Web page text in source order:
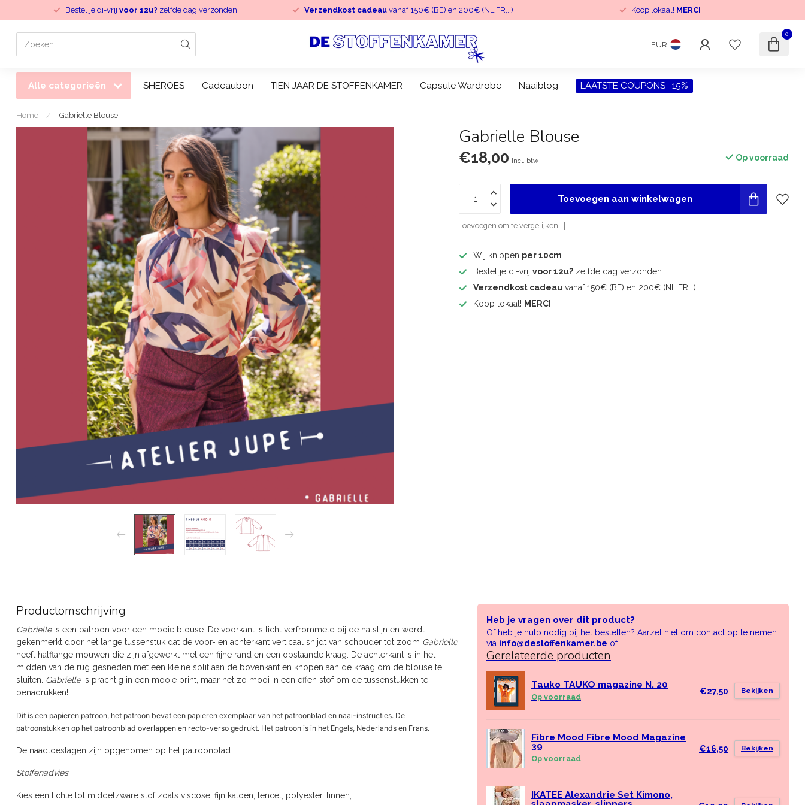
Bestel je di-vrij voor 12u? zelfde dag verzonden Verzendkost cadeauvanaf 150€ (BE) en 200€ (NL,FR,..) Koop lokaal! MERCI
EUR
0
Alle categorieën SHEROES Cadeaubon TIEN JAAR DE STOFFENKAMER Capsule Wardrobe Naaiblog LAATSTE COUPONS -15%
Home / Gabrielle Blouse
Gabrielle Blouse
€18,00 Incl. btw Op voorraad
Toevoegen aan winkelwagen
Toevoegen om te vergelijken
Wij knippen per 10cm
Bestel je di-vrijvoor 12u? zelfde dag verzonden
Verzendkost cadeau vanaf 150€ (BE) en 200€ (NL,FR,..)
Koop lokaal! MERCI
Productomschrijving
Gabrielle is een patroon voor een mooie blouse. De voorkant is licht verfrommeld bij de halslijn en wordt
gekenmerkt door het lange tussenstuk dat de voor- en achterkant verticaal snijdt van schouder tot zoom Gabrielle
heeft halflange mouwen die zijn afgewerkt met een fijne rand en een opstaande kraag. De achterkant is in het
midden van de rug gesneden met een kleine split aan de bovenkant en knopen aan de kraag om de blouse te
sluiten. Gabrielle is prachtig in een mooie print, maar net zo mooi in een effen stof om de tussenstukken te
benadrukken!
Dit is een papieren patroon, het patroon bevat een papieren exemplaar van het patroonblad en naai-instructies. De
patroonstukken op het patroonblad overlappen en recto-verso gedrukt. Het patroon is in het Engels, Nederlands en Frans.
De naadtoeslagen zijn opgenomen op het patroonblad.
Stoffenadvies
Kies een lichte tot middelzware stof zoals viscose, fijn katoen, tencel, polyester, linnen,...
Heb je vragen over dit product?
Of heb je hulp nodig bij het bestellen? Aarzel niet om contact op te nemen
via info@destoffenkamer.be of
Gerelateerde producten
Tauko TAUKO magazine N. 20
Op voorraad
€27,50 Bekijken
Fibre Mood Fibre Mood Magazine
39
Op voorraad
€16,50 Bekijken
IKATEE Alexandrie Set Kimono,